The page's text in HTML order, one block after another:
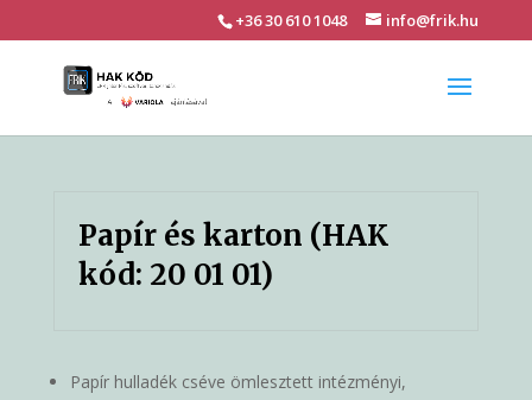
+36 30 610 1048 info@frik.hu
Papír és karton (HAK
kód: 20 01 01)
Papír hulladék cséve ömlesztett intézményi,